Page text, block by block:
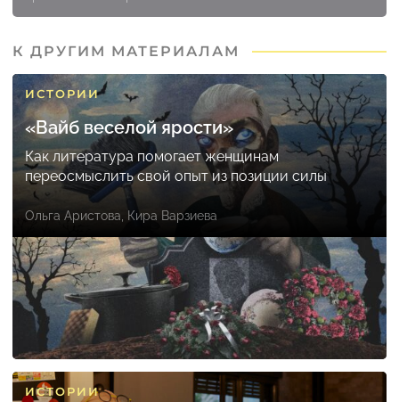
К ДРУГИМ МАТЕРИАЛАМ
ИСТОРИИ
«Вайб веселой ярости»
Как литература помогает женщинам
переосмыслить свой опыт из позиции силы
Ольга Аристова Кира Варзиева
ИСТОРИИ